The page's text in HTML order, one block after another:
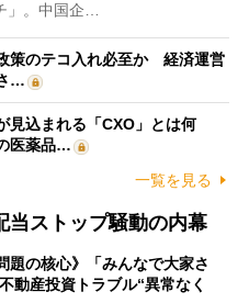
」。中国企…
策のテコ入れ必至か 経済運営
…
見込まれる「CXO」とは何
医薬品…
一覧を見る
当ストップ騒動の内幕
題の核心》「みんなで大家さ
動産投資トラブル“異常なく